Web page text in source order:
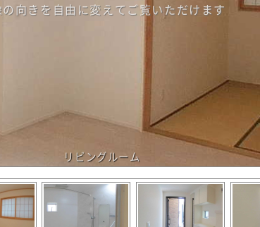
リビングルーム
の向きを自由に変えてご覧いただけます